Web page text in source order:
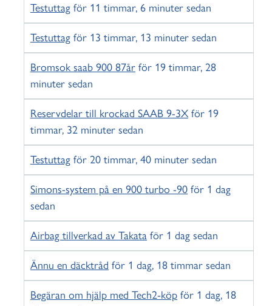
Testuttag för 11 timmar, 6 minuter sedan
Testuttag för 13 timmar, 13 minuter sedan
Bromsok saab 900 87år för 19 timmar, 28
minuter sedan
Reservdelar till krockad SAAB 9-3X för 19
timmar, 32 minuter sedan
Testuttag för 20 timmar, 40 minuter sedan
Simons-system på en 900 turbo -90 för 1 dag
sedan
Airbag tillverkad av Takata för 1 dag sedan
Ännu en däcktråd för 1 dag, 18 timmar sedan
Begäran om hjälp med Tech2-köp för 1 dag, 18